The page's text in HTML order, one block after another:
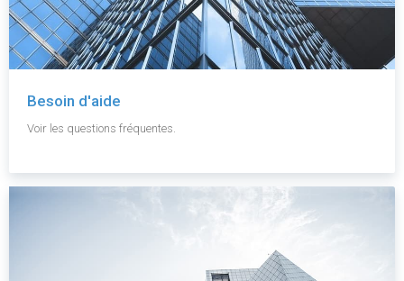
Besoin d'aide
Voir les questions fréquentes.